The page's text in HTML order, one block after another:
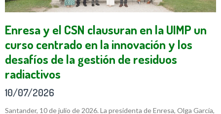
Enresa y el CSN clausuran en la UIMP un
curso centrado en la innovación y los
desafíos de la gestión de residuos
radiactivos
10/07/2026
Santander, 10 de julio de 2026. La presidenta de Enresa, Olga García,